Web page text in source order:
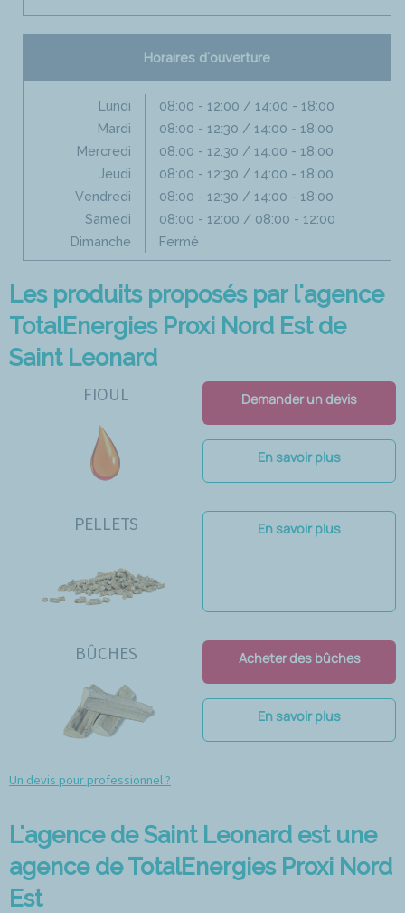
Les produits proposés par l'agence
TotalEnergies Proxi Nord Est de
Saint Leonard
FIOUL Demander un devis
En savoir plus
PELLETS En savoir plus
BÛCHES Acheter des bûches
En savoir plus
Un devis pour professionnel ?
L'agence de Saint Leonard est une
agence de TotalEnergies Proxi Nord
Est
Horaires d'ouverture
Lundi
08:00 - 12:00 / 14:00 - 18:00
Mardi
08:00 - 12:30 / 14:00 - 18:00
Mercredi
08:00 - 12:30 / 14:00 - 18:00
Jeudi
08:00 - 12:30 / 14:00 - 18:00
Vendredi
08:00 - 12:30 / 14:00 - 18:00
Samedi
08:00 - 12:00 / 08:00 - 12:00
Dimanche
Fermé